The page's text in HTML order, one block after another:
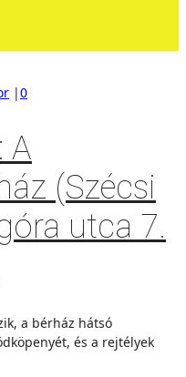
|0
A
(Szécsi
utca 7.
a bérház hátsó
és a rejtélyek